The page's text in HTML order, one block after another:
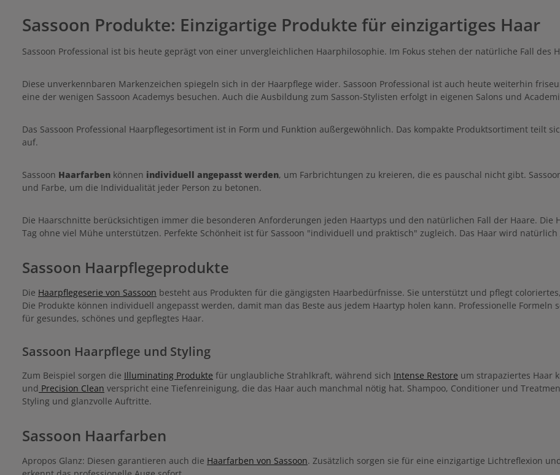
Sassoon Produkte: Einzigartige Produkte für einzigartiges Haar
Sassoon Professional ist bis heute geprägt von einer unvergleichlichen Haarphilosophie. Im Fokus stehen der natürliche Fall des
Diese unverkennbaren Markenzeichen spiegeln sich in der Haarpflege wider. Sassoon Professional ist auch heute weiterhin
eine der wenigen Sassoon Academys besuchen. Auch die Ausbildung zum Sasson-Stylisten erfolgt in eigenen Salons und
Das Sassoon Professional Haarpflegesortiment ist in Form und Funktion außergewöhnlich. Das kompakte Produktsortiment teilt
auf.
Sassoon Haarfarben können individuell angepasst werden, um Farbrichtungen zu kreieren, die es pauschal nicht gibt.
und Farbe, um die Individualität jeder Person zu betonen.
Die Haarschnitte berücksichtigen immer die besonderen Anforderungen jeden Haartyps und den natürlichen Fall der Haare.
Tag ohne viel Mühe unterstützen. Perfekte Schönheit ist für Sassoon "individuell und praktisch" zugleich. Das Haar wird
Sassoon Haarpflegeprodukte
Die Haarpflegeserie von Sassoon besteht aus Produkten für die gängigsten Haarbedürfnisse. Sie unterstützt und pflegt
Die Produkte können individuell angepasst werden, damit man das Beste aus jedem Haartyp holen kann. Professionelle Formeln
für gesundes, schönes und gepflegtes Haar.
Sassoon Haarpflege und Styling
Zum Beispiel sorgen die Illuminating Produkte für unglaubliche Strahlkraft, während sich Intense Restore um strapaziertes Haar
und Precision Clean verspricht eine Tiefenreinigung, die das Haar auch manchmal nötig hat. Shampoo, Conditioner und
Styling und glanzvolle Auftritte.
Sassoon Haarfarben
Apropos Glanz: Diesen garantieren auch die Haarfarben von Sassoon. Zusätzlich sorgen sie für eine einzigartige Lichtreflexion